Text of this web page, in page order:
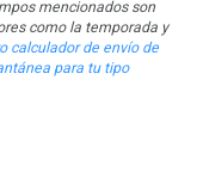
mencionados son
como la temporada y
calculador de envío de
para tu tipo